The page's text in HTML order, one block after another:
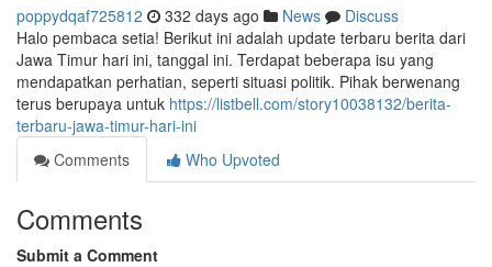
poppydqaf725812 332 days ago News
Discuss
Halo pembaca setia! Berikut ini adalah update terbaru berita dari
Jawa Timur hari ini, tanggal ini. Terdapat beberapa isu yang
mendapatkan perhatian, seperti situasi politik. Pihak berwenang
terus berupaya untuk https://listbell.com/story10038132/berita-
terbaru-jawa-timur-hari-ini
Comments
Who Upvoted
Comments
Submit a Comment